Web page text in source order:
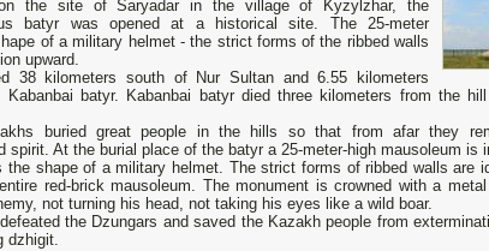
the site of Saryadar in the village of Kyzylzhar, the
batyr was opened at a historical site. The 25-meter
of a military helmet - the strict forms of the ribbed walls
upward.
38 kilometers south of Nur Sultan and 6.55 kilometers
batyr. Kabanbai batyr died three kilometers from the
buried great people in the hills so that from afar they
spirit. At the burial place of the batyr a 25-meter-high mausoleum is
the shape of a military helmet. The strict forms of ribbed walls are
red-brick mausoleum. The monument is crowned with a
not turning his head, not taking his eyes like a wild boar.
the Dzungars and saved the Kazakh people from
dzhigit.